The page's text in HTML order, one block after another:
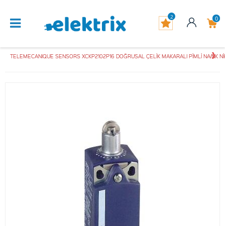
0
2
TELEMECANIQUE SENSORS XCKP2102P16 DOĞRUSAL ÇELİK MAKARALI PİMLİ NA/NK